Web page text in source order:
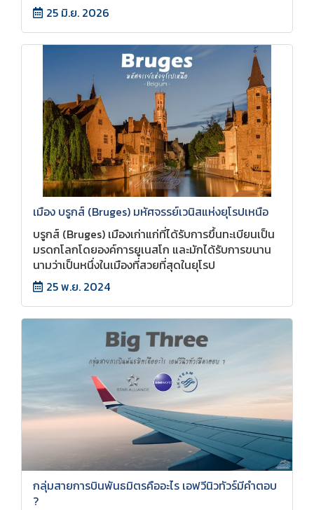
25 มิ.ย. 2026
เมือง บรูกส์ (Bruges) มหัศจรรย์เวนิสแห่งยุโรปเหนือ
บรูกส์ (Bruges) เมืองเก่าแก่ที่ได้รับการขึ้นทะเบียนเป็น
มรดกโลกโดยองค์การยูเนสโก และมักได้รับการขนาน
นามว่าเป็นหนึ่งในเมืองที่สวยที่สุดในยุโรป
25 พ.ย. 2024
กลุ่มสายการบินพันธมิตรคืออะไร เอฟวีนิวทัวร์มีคำตอบ
?